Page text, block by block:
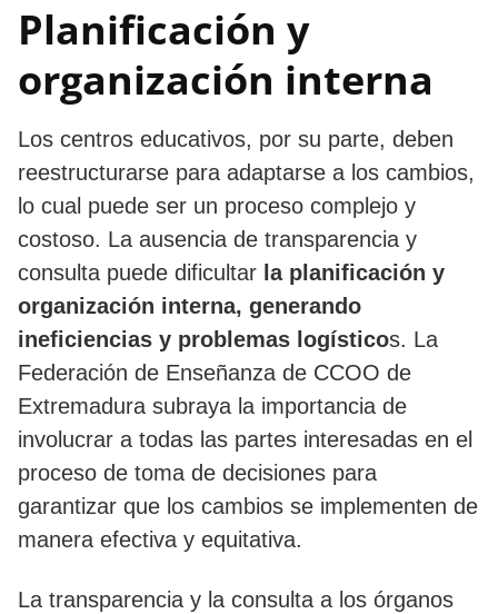
Planificación y
organización interna
Los centros educativos, por su parte, deben
reestructurarse para adaptarse a los cambios,
lo cual puede ser un proceso complejo y
costoso. La ausencia de transparencia y
consulta puede dificultar la planificación y
organización interna, generando
ineficiencias y problemas logísticos. La
Federación de Enseñanza de CCOO de
Extremadura subraya la importancia de
involucrar a todas las partes interesadas en el
proceso de toma de decisiones para
garantizar que los cambios se implementen de
manera efectiva y equitativa.
La transparencia y la consulta a los órganos